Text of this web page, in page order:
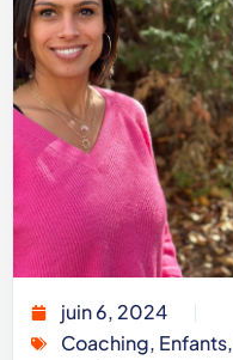
juin 6, 2024
Coaching, Enfants,